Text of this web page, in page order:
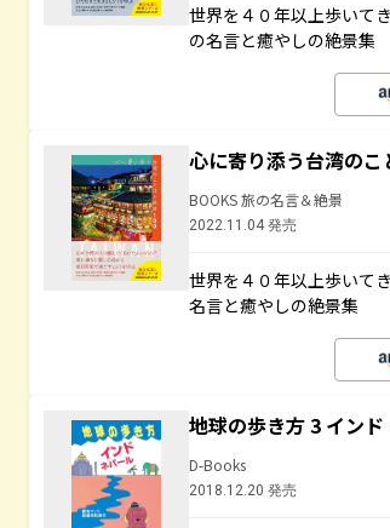
世界を４０年以上歩いて
の名言と癒やしの絶景集
心に寄り添う台湾のこ
BOOKS 旅の名言＆絶景
2022.11.04 発売
世界を４０年以上歩いて
名言と癒やしの絶景集
地球の歩き方 3 インド
D-Books
2018.12.20 発売